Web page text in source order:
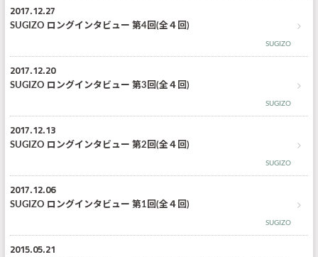
2017.12.27
SUGIZO ロングインタビュー 第4回(全４回)
SUGIZO
2017.12.20
SUGIZO ロングインタビュー 第3回(全４回)
SUGIZO
2017.12.13
SUGIZO ロングインタビュー 第2回(全４回)
SUGIZO
2017.12.06
SUGIZO ロングインタビュー 第1回(全４回)
SUGIZO
2015.05.21